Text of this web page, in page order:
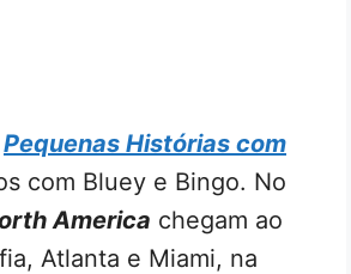
Pequenas Histórias com
com Bluey e Bingo. No
America chegam ao
Atlanta e Miami, na